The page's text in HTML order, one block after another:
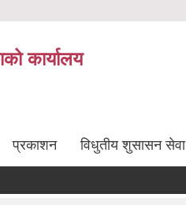
कार्यालय
प्रकाशन विधुतीय शुसासन सेवा